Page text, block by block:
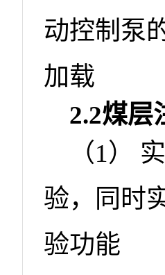
动控制泵
加载
2.2煤层
（1）
验，同时
验功能